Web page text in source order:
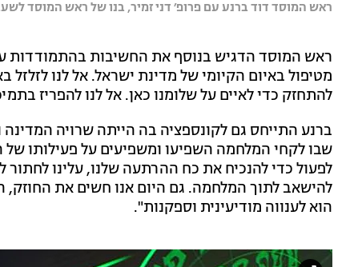
ראש המוסד דוד ברנע עם פרופ׳ דני זמיר, בנו של ראש המוסד
ראש המוסד הדגיש בנוסף את החשיבות בהתמודדות
מטיפול באיום הקיומי של מדינת ישראל. אל לנו לזלזל
להתחזק כדי לאיים על שלומנו כאן. אל לנו להפריז
ברנע התייחס גם לקונספציה בה הייתה שרויה
שבו לקחי המלחמה השפיעו ומשפיעים על פעילותו של
לפעול כדי להנכיח את כח ההרתעה שלנו, עלינו לחתור
להישאב לתוך המלחמה. גם היום אנו חשים את החוזק,
הוא לענווה מודיעינית וספקנות".